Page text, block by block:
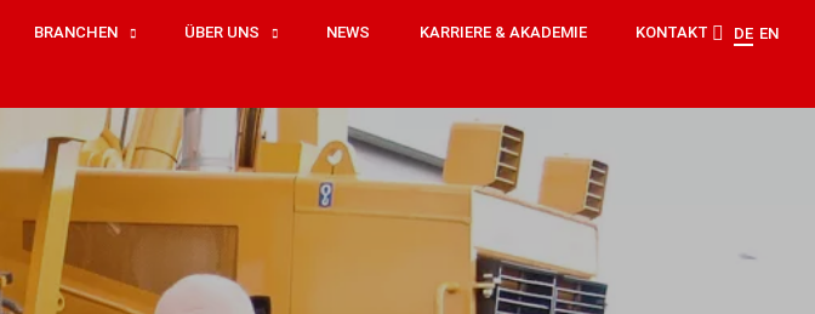
BRANCHEN ÜBER UNS NEWS KARRIERE & AKADEMIE KONTAKT DE EN